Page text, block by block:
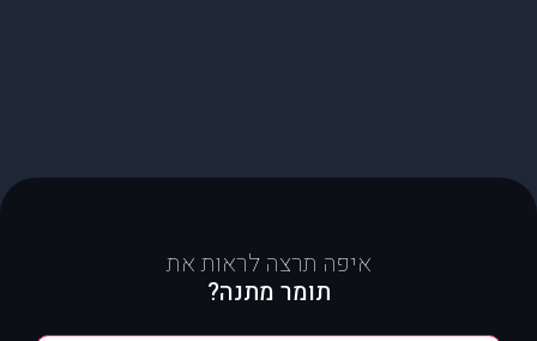
איפה תרצה לראות את
תומר מתנה?